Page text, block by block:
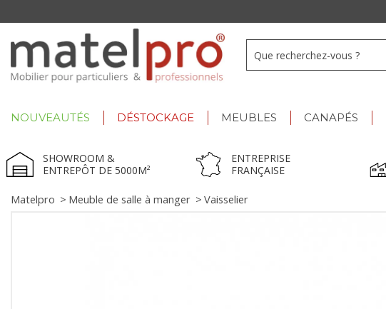
NOUVEAUTÉS DÉSTOCKAGE MEUBLES CANAPÉS
SHOWROOM &
ENTREPÔT DE 5000M²
ENTREPRISE
FRANÇAISE
Matelpro > Meuble de salle à manger > Vaisselier